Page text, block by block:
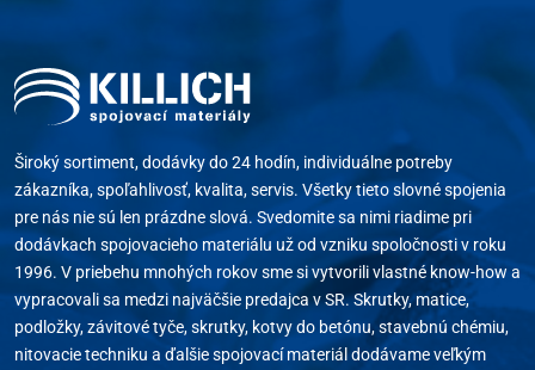
Široký sortiment, dodávky do 24 hodín, individuálne potreby
zákazníka, spoľahlivosť, kvalita, servis. Všetky tieto slovné spojenia
pre nás nie sú len prázdne slová. Svedomite sa nimi riadime pri
dodávkach spojovacieho materiálu už od vzniku spoločnosti v roku
1996. V priebehu mnohých rokov sme si vytvorili vlastné know-how a
vypracovali sa medzi najväčšie predajca v SR. Skrutky, matice,
podložky, závitové tyče, skrutky, kotvy do betónu, stavebnú chémiu,
nitovacie techniku a ďalšie spojovací materiál dodávame veľkým